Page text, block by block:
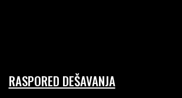
RASPORED DEŠAVANJA